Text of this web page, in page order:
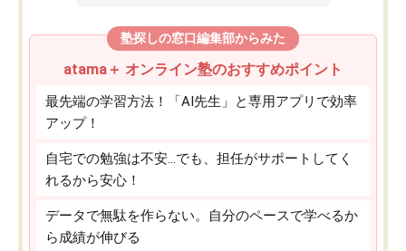
塾探しの窓口編集部からみた
atama＋ オンライン塾のおすすめポイント
最先端の学習方法！「AI先生」と専用アプリで効率
アップ！
自宅での勉強は不安…でも、担任がサポートしてく
れるから安心！
データで無駄を作らない。自分のペースで学べるか
ら成績が伸びる